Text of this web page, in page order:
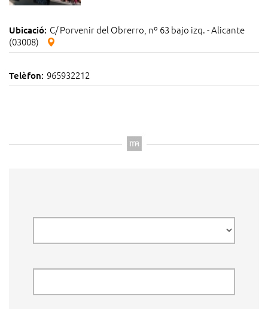
Ubicació: C/ Porvenir del Obrerro, nº 63 bajo izq. - Alicante
(03008)
Telèfon: 965932212